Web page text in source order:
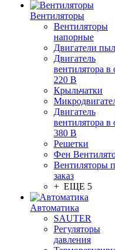
Вентиляторы
Вентиляторы
напорные
Двигатели
Двигатель
вентилятора в
220 В
Крыльчатки
Двигатель
вентилятора в
380 В
Решетки
Фен
Вентиляторы
заказ
+ ЕЩЕ 5
Автоматика
SAUTER
Регуляторы
давления